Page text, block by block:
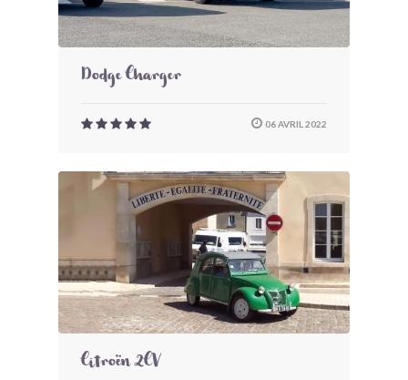
Dodge Charger
06 AVRIL 2022
Citroën 2CV